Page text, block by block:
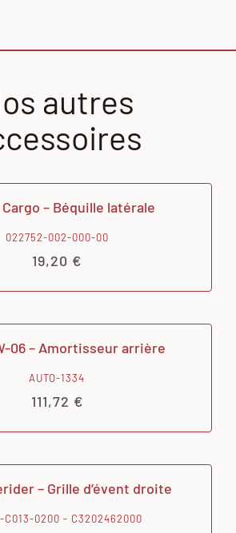
autres
– Béquille latérale
022752-002-000-00
19,20 €
06 – Amortisseur arrière
AUTO-1334
111,72 €
– Grille d’évent droite
C013-0200 - C3202462000